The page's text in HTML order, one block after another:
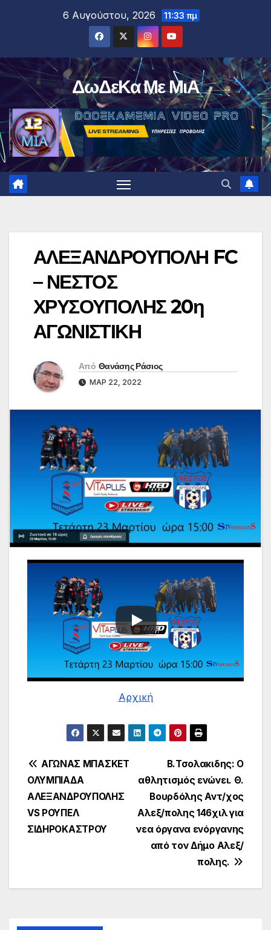
6 Αυγούστου, 2026 11:33 πμ
ΔωΔεΚα Με ΜιΑ
ΑΛΕΞΑΝΔΡΟΥΠΟΛΗ FC
– ΝΕΣΤΟΣ
ΧΡΥΣΟΥΠΟΛΗΣ 20η
ΑΓΩΝΙΣΤΙΚΗ
Από Θανάσης Ράσιος
ΜΑΡ 22, 2022
Αρχική
Πλοήγηση
άρθρων
Β.Τσολακιδης: Ο
αθλητισμός ενώνει. Θ.
Βουρδόλης Αντ/χος
Αλεξ/πολης 146χιλ για
νεα όργανα ενόργανης
από τον Δήμο Αλεξ/
πολης.
ΑΓΩΝΑΣ ΜΠΑΣΚΕΤ
ΟΛΥΜΠΙΑΔΑ
ΑΛΕΞΑΝΔΡΟΥΠΟΛΗΣ
VS ΡΟΥΠΕΛ
ΣΙΔΗΡΟΚΑΣΤΡΟΥ